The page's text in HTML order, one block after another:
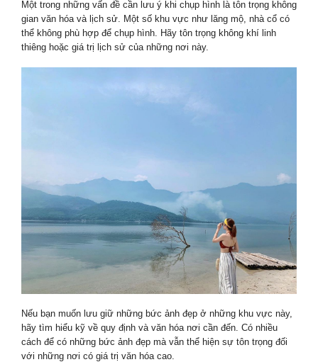
Một trong những vấn đề cần lưu ý khi chụp hình là tôn trọng không
gian văn hóa và lịch sử. Một số khu vực như lăng mộ, nhà cổ có
thể không phù hợp để chụp hình. Hãy tôn trọng không khí linh
thiêng hoặc giá trị lịch sử của những nơi này.
Nếu bạn muốn lưu giữ những bức ảnh đẹp ở những khu vực này,
hãy tìm hiểu kỹ về quy định và văn hóa nơi cần đến. Có nhiều
cách để có những bức ảnh đẹp mà vẫn thể hiện sự tôn trọng đối
với những nơi có giá trị văn hóa cao.